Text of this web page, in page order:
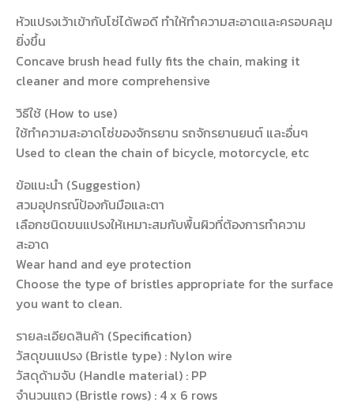
หัวแปรงเว้าเข้ากับโซ่ได้พอดี ทำให้ทำความสะอาดและครอบคลุม
ยิ่งขึ้น
Concave brush head fully fits the chain, making it
cleaner and more comprehensive
วิธีใช้ (How to use)
ใช้ทำความสะอาดโซ่ของจักรยาน รถจักรยานยนต์ และอื่นๆ
Used to clean the chain of bicycle, motorcycle, etc
ข้อแนะนำ (Suggestion)
สวมอุปกรณ์ป้องกันมือและตา
เลือกชนิดขนแปรงให้เหมาะสมกับพื้นผิวที่ต้องการทำความ
สะอาด
Wear hand and eye protection
Choose the type of bristles appropriate for the surface
you want to clean.
รายละเอียดสินค้า (Specification)
วัสดุขนแปรง (Bristle type) : Nylon wire
วัสดุด้ามจับ (Handle material) : PP
จำนวนแถว (Bristle rows) : 4 x 6 rows